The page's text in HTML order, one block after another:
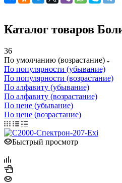
Каталог товаров
36
По умолчанию (возрастание)
По популярности (убывание)
По популярности (возрастание)
По алфавиту (убывание)
По алфавиту (возрастание)
По цене (убывание)
По цене (возрастание)
Быстрый просмотр